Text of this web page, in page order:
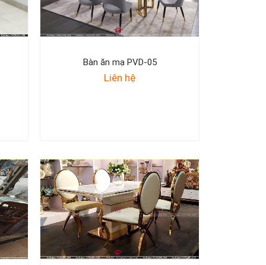
Bàn ăn mạ PVD-05
Liên hệ